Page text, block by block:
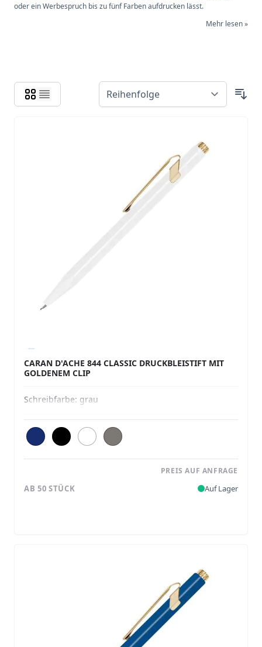
oder ein Werbespruch bis zu fünf Farben aufdrucken lässt.
Mehr lesen »
CARAN D'ACHE 844 CLASSIC DRUCKBLEISTIFT MIT
GOLDENEM CLIP
Schreibfarbe: grau
PREIS AUF ANFRAGE
AB 50 STÜCK Auf Lager